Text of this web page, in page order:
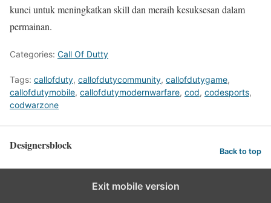
kunci untuk meningkatkan skill dan meraih kesuksesan dalam
permainan.
Categories: Call Of Dutty
Tags: callofduty, callofdutycommunity, callofdutygame,
callofdutymobile, callofdutymodernwarfare, cod, codesports,
codwarzone
Designersblock Back to top
Exit mobile version